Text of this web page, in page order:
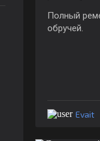
Полный
обручей.
Evait